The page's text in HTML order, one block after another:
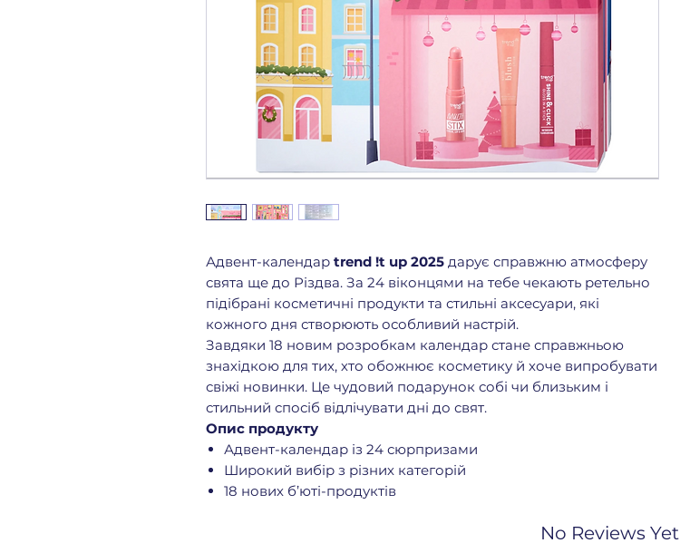
Адвент-календар trend !t up 2025 дарує справжню атмосферу
свята ще до Різдва. За 24 віконцями на тебе чекають ретельно
підібрані косметичні продукти та стильні аксесуари, які
кожного дня створюють особливий настрій.
Завдяки 18 новим розробкам календар стане справжньою
знахідкою для тих, хто обожнює косметику й хоче випробувати
свіжі новинки. Це чудовий подарунок собі чи близьким і
стильний спосіб відлічувати дні до свят.
Опис продукту
Адвент-календар із 24 сюрпризами
Широкий вибір з різних категорій
18 нових б’юті-продуктів
No Reviews Yet